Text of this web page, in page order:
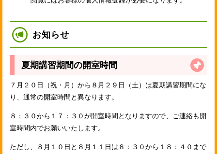
お知らせ
夏期講習期間の開室時間
７月２０日（祝・月）から８月２９日（土）は夏期講習期間にな
り、通常の開室時間と異なります。
８：３０から１７：３０が開室時間となりますので、ご連絡も開
室時間内でお願いいたします。
ただし、８月１０日と８月１１日は８：３０から１８：４０まで